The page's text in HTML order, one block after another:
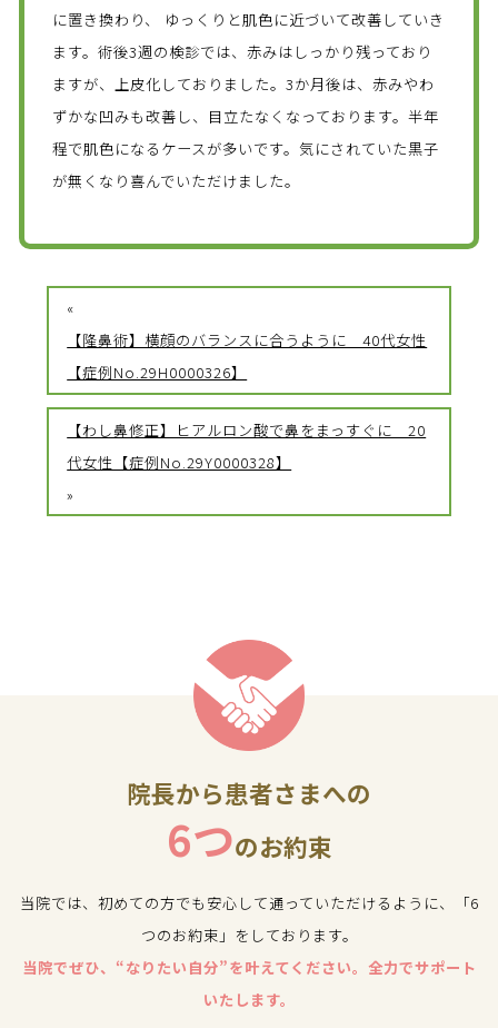
に置き換わり、 ゆっくりと肌色に近づいて改善していき
ます。術後3週の検診では、赤みはしっかり残っており
ますが、上皮化しておりました。3か月後は、赤みやわ
ずかな凹みも改善し、目立たなくなっております。半年
程で肌色になるケースが多いです。気にされていた黒子
が無くなり喜んでいただけました。
«
【隆鼻術】横顔のバランスに合うように 40代女性
【症例No.29H0000326】
【わし鼻修正】ヒアルロン酸で鼻をまっすぐに 20
代女性【症例No.29Y0000328】
»
院長から患者さまへの
6つのお約束
当院では、初めての方でも安心して通っていただけるように、「6
つのお約束」をしております。
当院でぜひ、“なりたい自分”を叶えてください。全力でサポート
いたします。